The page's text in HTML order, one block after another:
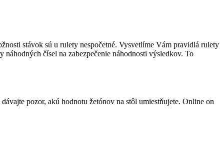
stávok sú u rulety nespočetné. Vysvetlíme Vám pravidlá rulety
čísel na zabezpečenie náhodnosti výsledkov. To
pozor, akú hodnotu žetónov na stôl umiestňujete. Online on